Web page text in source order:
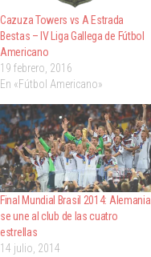
Cazuza Towers vs A Estrada
Bestas – IV Liga Gallega de Fútbol
Americano
19 febrero, 2016
En «Fútbol Americano»
Final Mundial Brasil 2014: Alemania
se une al club de las cuatro
estrellas
14 julio, 2014